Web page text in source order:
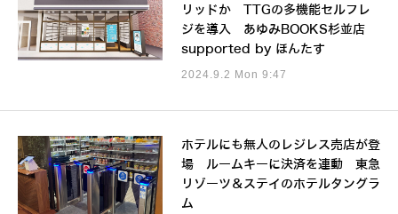
リッドか TTGの多機能セルフレ
ジを導入 あゆみBOOKS杉並店
supported by ほんたす
2024.9.2 Mon 9:47
ホテルにも無人のレジレス売店が登
場 ルームキーに決済を連動 東急
リゾーツ＆ステイのホテルタングラ
ム